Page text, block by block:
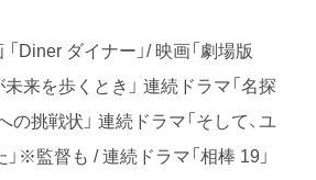
Diner ダイナー」/ 映画「劇場版
来を歩くとき」 連続ドラマ「名探
挑戦状」 連続ドラマ「そして、ユ
※監督も / 連続ドラマ「相棒 19」